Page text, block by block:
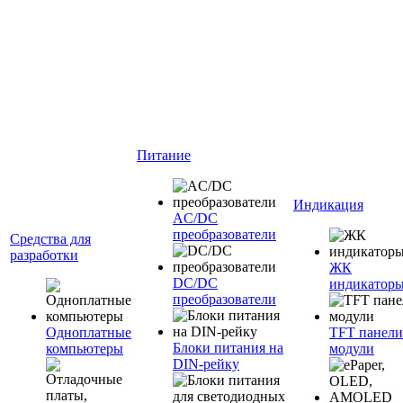
Средства для
разработки
Одноплатные
компьютеры
Питание
AC/DC
преобразователи
DC/DC
преобразователи
Блоки питания на
DIN-рейку
Индикация
ЖК
TFT
модули